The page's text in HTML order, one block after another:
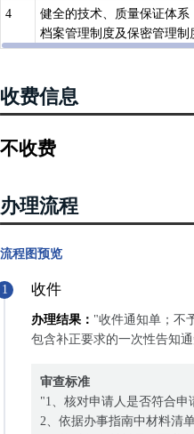
4
健全的技术、质量保证体系
档案管理制度及保密管理制
收费信息
不收费
办理流程
流程图预览
1 收件
办理结果： "收件通知单；不
包含补正要求的一次性告知
审查标准
"1、核对申请人是否符合申
2、依据办事指南中材料清